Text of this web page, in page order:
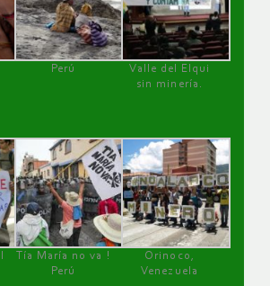
Perú
Valle del Elqui
sin minería.
Tía María no va !
Perú
Orinoco,
Venezuela